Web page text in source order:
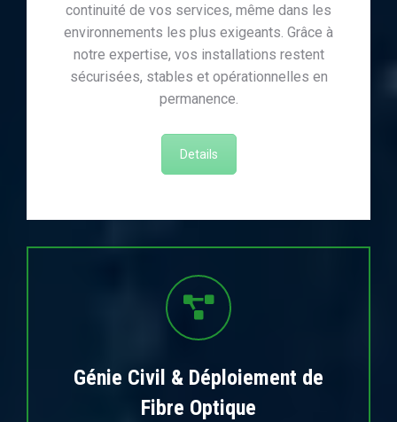
continuité de vos services, même dans les
environnements les plus exigeants. Grâce à
notre expertise, vos installations restent
sécurisées, stables et opérationnelles en
permanence.
Details
Génie Civil & Déploiement de
Fibre Optique